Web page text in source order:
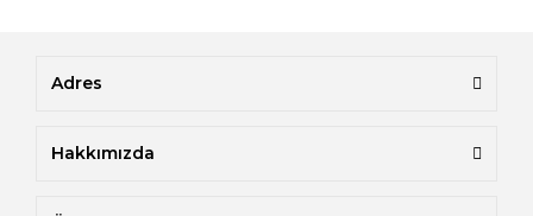
Adres
Hakkımızda